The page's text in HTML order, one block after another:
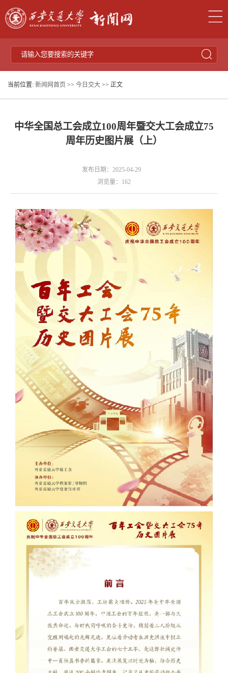
当前位置: 新闻网首页 >> 今日交大 >> 正文
中华全国总工会成立100周年暨交大工会成立75
周年历史图片展（上）
发布日期：2025-04-29
浏览量： 162